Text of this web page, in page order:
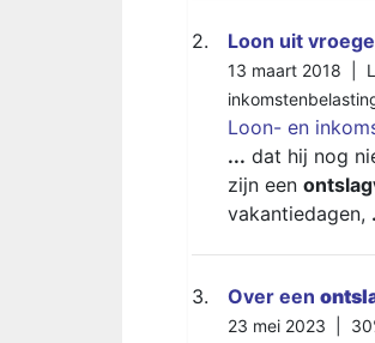
2. Loon uit
13 maart 2018 |
Loon- en
... dat hij nog
zijn een
vakantiedagen,
3. Over een
23 mei 2023 |